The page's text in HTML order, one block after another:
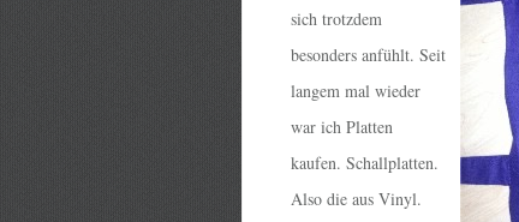
sich trotzdem
besonders anfühlt. Seit
langem mal wieder
war ich Platten
kaufen. Schallplatten.
Also die aus Vinyl.